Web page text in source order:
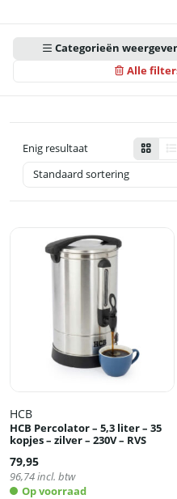
Categorieën
Alle
Enig resultaat
HCB
HCB Percolator – 5,3 liter – 35
kopjes – zilver – 230V – RVS
79,95
96,74incl. btw
Op voorraad